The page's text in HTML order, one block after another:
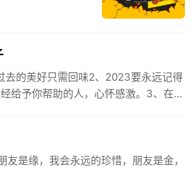
去的美好只需回味2、2023要永远记得
给予你帮助的人，心怀感激。3、在苦
友是缘，我会永远的珍惜，朋友是金，